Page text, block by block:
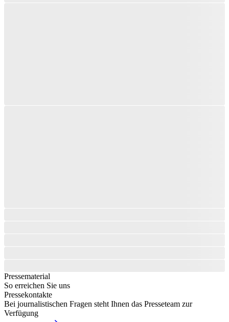
Pressematerial
So erreichen Sie uns
Pressekontakte
Bei journalistischen Fragen steht Ihnen das Presseteam zur
Verfügung